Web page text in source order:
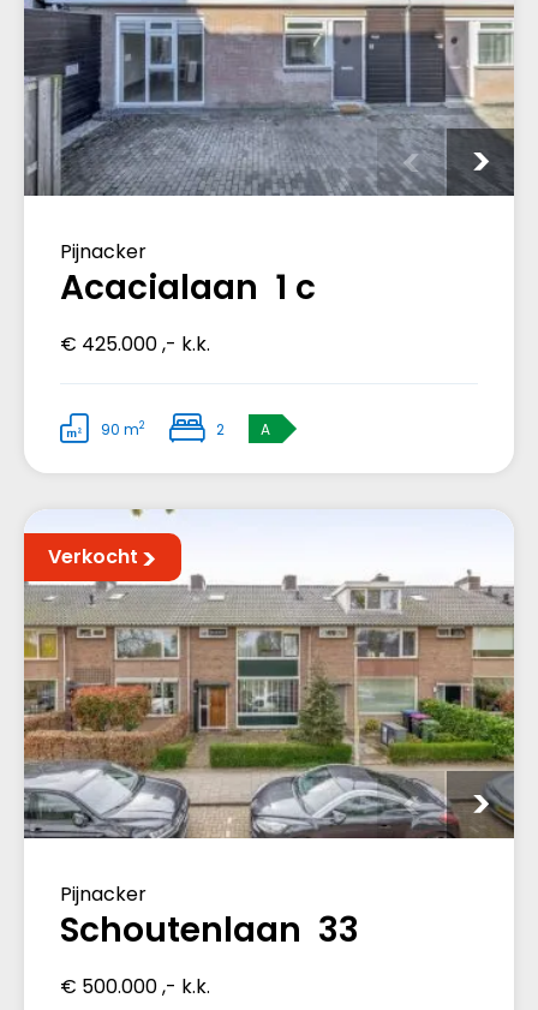
Pijnacker
Acacialaan 1 c
€ 425.000 ,- k.k.
90 m2 2 A
Verkocht
Pijnacker
Schoutenlaan 33
€ 500.000 ,- k.k.